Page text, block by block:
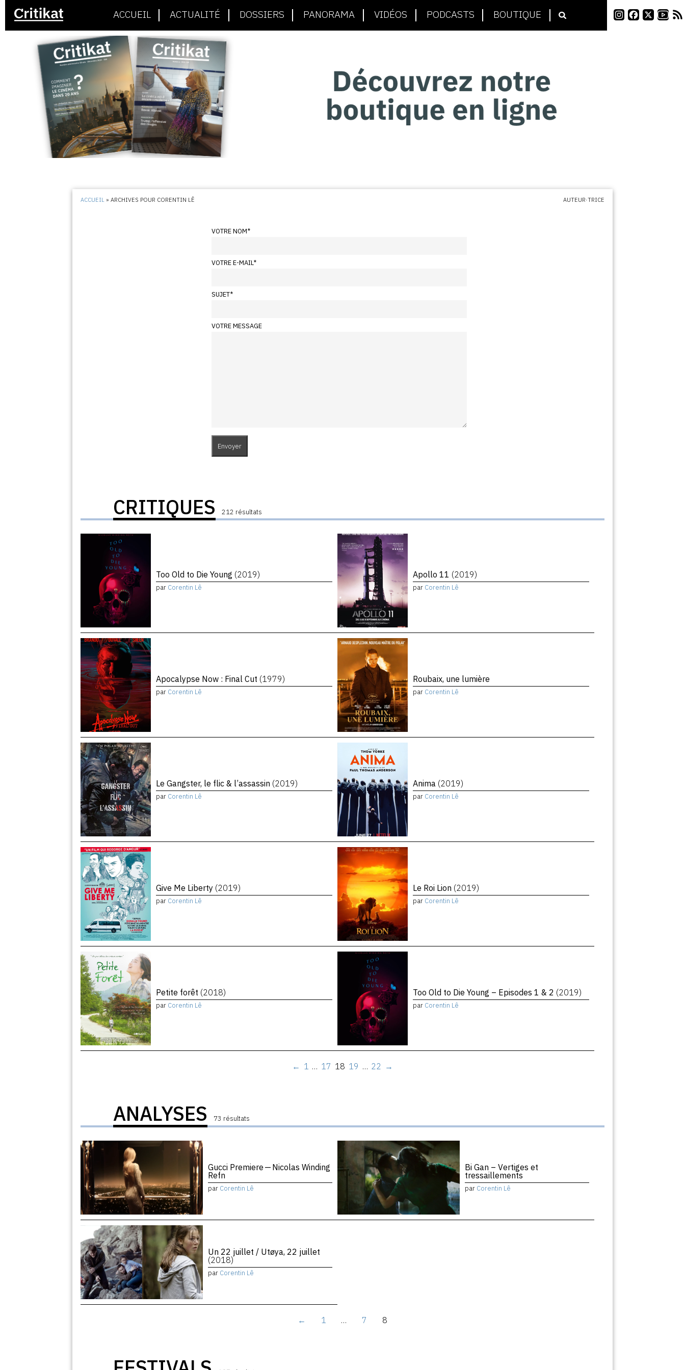
ACCUEIL ACTUALITÉ DOSSIERS PANORAMA VIDÉOS PODCASTS BOUTIQUE
ACCUEIL »ARCHIVES POUR CORENTIN LÊ AUTEUR·TRICE
VOTRE NOM*
VOTRE E-MAIL*
SUJET*
VOTRE MESSAGE
CRITIQUES 212 résultats
Too Old to Die Young (2019)
par Corentin Lê
Apollo 11 (2019)
par Corentin Lê
Apocalypse Now : Final Cut (1979)
par Corentin Lê
Roubaix, une lumière
par Corentin Lê
Le Gangster, le flic & l’assassin (2019)
par Corentin Lê
Anima (2019)
par Corentin Lê
Give Me Liberty (2019)
par Corentin Lê
Le Roi Lion (2019)
par Corentin Lê
Petite forêt (2018)
par Corentin Lê
Too Old to Die Young – Episodes 1 & 2 (2019)
par Corentin Lê
← 1 … 17 18 19 … 22 →
ANALYSES 73 résultats
Gucci Premiere — Nicolas Winding
Refn
par Corentin Lê
Bi Gan – Vertiges et
tressaillements
par Corentin Lê
Un 22 juillet / Utøya, 22 juillet
(2018)
par Corentin Lê
← 1 … 7 8